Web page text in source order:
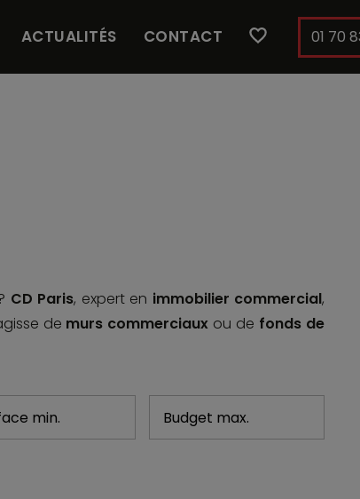
ACTUALITÉS CONTACT 01 70
CD Paris, expert en immobilier commercial,
de murs commerciaux ou de fonds de
de nouveaux investisseurs.